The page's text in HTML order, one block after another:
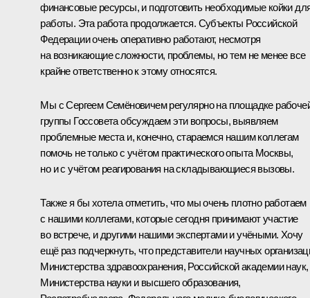
финансовые ресурсы, и подготовить необходимые койки
работы. Эта работа продолжается. Субъекты Российской
Федерации очень оперативно работают, несмотря
на возникающие сложности, проблемы, но тем не менее все
крайне ответственно к этому относятся.
Мы с Сергеем Семёновичем регулярно на площадке
группы Госсовета обсуждаем эти вопросы, выявляем
проблемные места и, конечно, стараемся нашим коллегам
помочь не только с учётом практического опыта Москвы,
но и с учётом реагирования на складывающиеся вызовы.
Также я бы хотела отметить, что мы очень плотно работаем
с нашими коллегами, которые сегодня принимают участие
во встрече, и другими нашими экспертами и учёными. Хочу
ещё раз подчеркнуть, что представители научных
Министерства здравоохранения, Российской академии наук,
Министерства науки и высшего образования,